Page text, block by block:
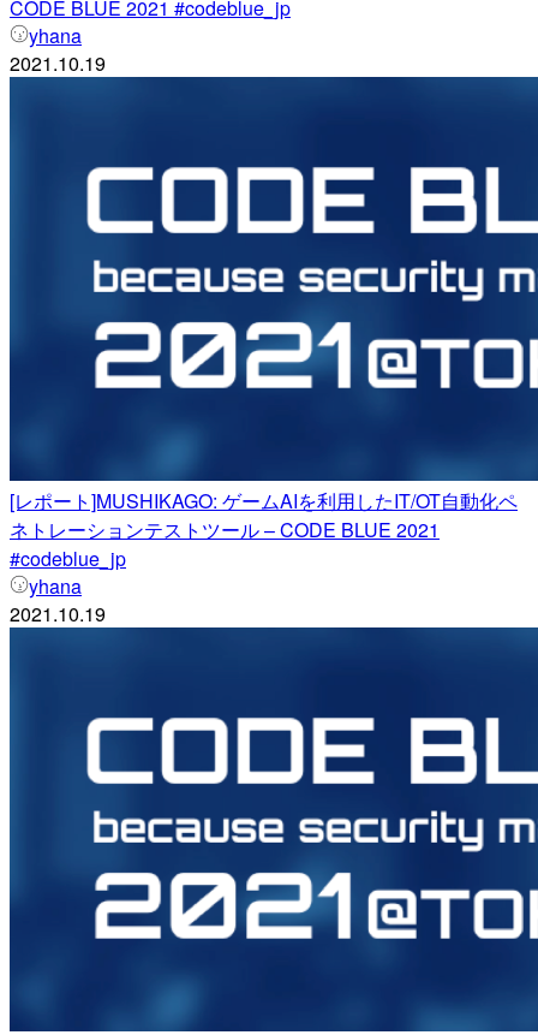
CODE BLUE 2021 #codeblue_jp
yhana
2021.10.19
[レポート]MUSHIKAGO: ゲームAIを利用したIT/OT自動化ペ
ネトレーションテストツール – CODE BLUE 2021
#codeblue_jp
yhana
2021.10.19